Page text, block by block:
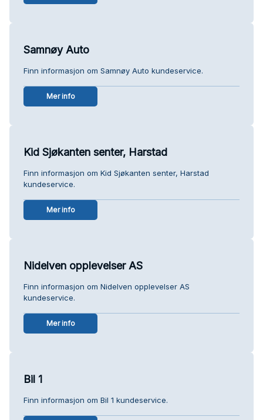
Samnøy Auto
Finn informasjon om Samnøy Auto kundeservice.
Mer info
Kid Sjøkanten senter, Harstad
Finn informasjon om Kid Sjøkanten senter, Harstad
kundeservice.
Mer info
Nidelven opplevelser AS
Finn informasjon om Nidelven opplevelser AS
kundeservice.
Mer info
Bil 1
Finn informasjon om Bil 1 kundeservice.